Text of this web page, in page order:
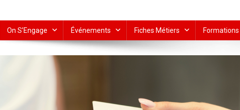
On S’Engage Événements Fiches Métiers Formations